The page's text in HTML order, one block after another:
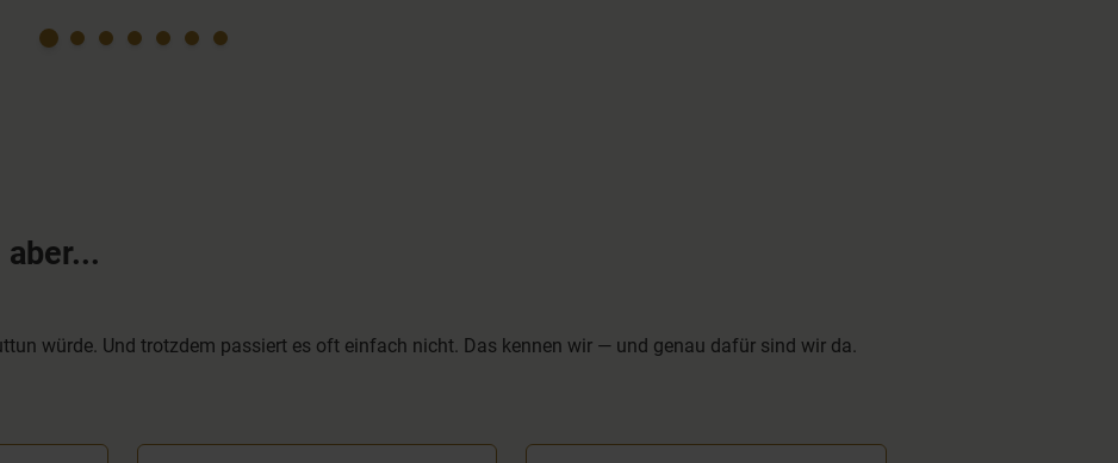
mache besonders gerne
aber...
würde. Und trotzdem passiert es oft einfach nicht. Das kennen wir — und genau dafür sind wir da.